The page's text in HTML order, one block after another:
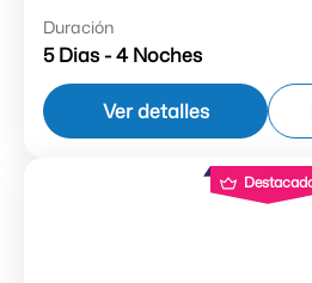
✔ Descubre Chihuahua ✔
en Creel ✔ Parque Barrancas ✔ Chepe Express
✔ Seguro de Asistencia
Barrancas del Cobre
Duración
5 Dias - 4 Noches
Ver detalles